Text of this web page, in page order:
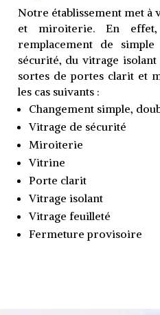
Notre établissement met
et miroiterie. En
remplacement de
sécurité, du vitrage
sortes de portes clarit et
les cas suivants :
Changement simple,
Vitrage de sécurité
Miroiterie
Vitrine
Porte clarit
Vitrage isolant
Vitrage feuilleté
Fermeture provisoire